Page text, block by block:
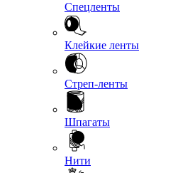
Спецленты
Клейкие ленты
Стреп-ленты
Шпагаты
Нити